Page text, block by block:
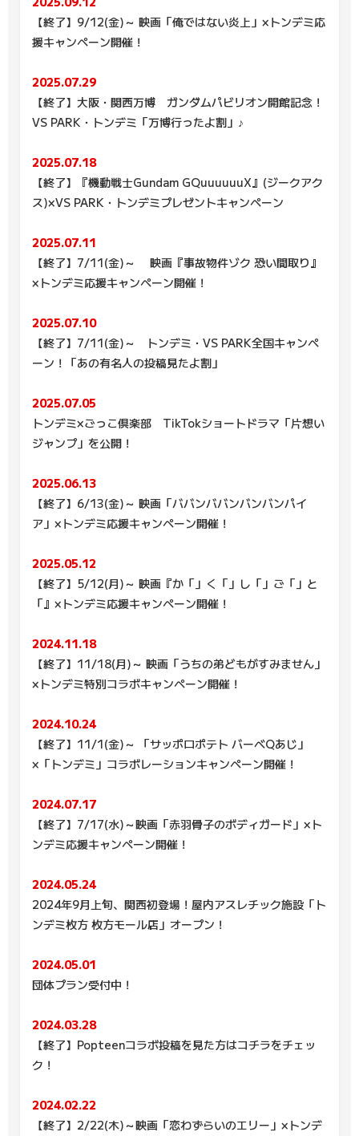
【終了】9/12(金)～ 映画「俺ではない炎上」×トンデミ応
援キャンペーン開催！
2025.07.29
【終了】大阪・関西万博 ガンダムパビリオン開館記念！
VS PARK・トンデミ「万博行ったよ割」♪
2025.07.18
【終了】『機動戦士Gundam GQuuuuuuX』(ジークアク
ス)×VS PARK・トンデミプレゼントキャンペーン
2025.07.11
【終了】7/11(金)～ 映画『事故物件ゾク 恐い間取り』
×トンデミ応援キャンペーン開催！
2025.07.10
【終了】7/11(金)～ トンデミ・VS PARK全国キャンペ
ーン！「あの有名人の投稿見たよ割」
2025.07.05
トンデミ×ごっこ倶楽部 TikTokショートドラマ「片想い
ジャンプ」を公開！
2025.06.13
【終了】6/13(金)～ 映画「ババンババンバンバンパイ
ア」×トンデミ応援キャンペーン開催！
2025.05.12
【終了】5/12(月)～ 映画『か「」く「」し「」ご「」と
「』×トンデミ応援キャンペーン開催！
2024.11.18
【終了】11/18(月)～ 映画「うちの弟どもがすみません」
×トンデミ特別コラボキャンペーン開催！
2024.10.24
【終了】11/1(金)～ 「サッポロポテト バーべQあじ」
×「トンデミ」コラボレーションキャンペーン開催！
2024.07.17
【終了】7/17(水)～映画「赤羽骨子のボディガード」×ト
ンデミ応援キャンペーン開催！
2024.05.24
2024年9月上旬、関西初登場！屋内アスレチック施設「ト
ンデミ枚方 枚方モール店」オープン！
2024.05.01
団体プラン受付中！
2024.03.28
【終了】Popteenコラボ投稿を見た方はコチラをチェッ
ク！
2024.02.22
【終了】2/22(木)～映画「恋わずらいのエリー」×トンデ